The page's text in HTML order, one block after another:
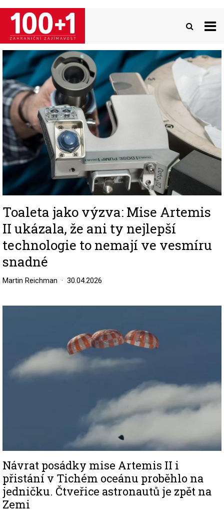
Přejít
hlavnímu
obsahu
Image
Toaleta jako výzva: Mise Artemis
II ukázala, že ani ty nejlepší
technologie to nemají ve vesmíru
snadné
Martin Reichman 30.04.2026
Návrat posádky mise Artemis II i
přistání v Tichém oceánu proběhlo na
jedničku. Čtveřice astronautů je zpět na
Zemi